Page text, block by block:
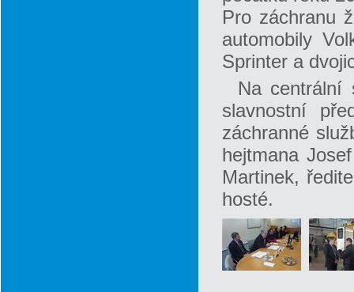
Pro záchranu
automobily
Sprinter a
Na centrální
slavnostní
záchranné
hejtmana
Martinek,
hosté.